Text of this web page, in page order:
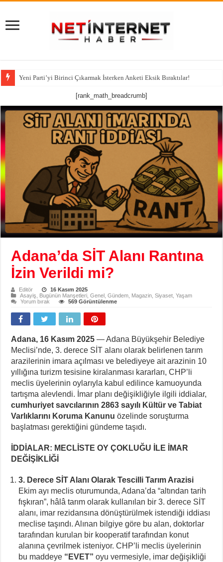
Yeni Parti’yi Birinci Çıkarmak İsterken Anketi Eksik Bıraktılar!
112 Acil Mobil İhbar Uygulaması İçin Kamu Spotu
[rank_math_breadcrumb]
Adana’da SİT Alanı Rantına
İzin Verildi mi?
Editör
16 Kasım 2025
Asayiş
Bugünün Manşetleri ,Genel ,Gündem Magazin ,Siyaset ,Yaşam
Yorum bırak
569 Görüntülenme
Adana, 16 Kasım 2025 — Adana Büyükşehir Belediye
Meclisi’nde, 3. derece SİT alanı olarak belirlenen tarım
arazilerinin imara açılması ve belediyeye ait arazinin 10
yıllığına turizm tesisine kiralanması kararları, CHP’li
meclis üyelerinin oylarıyla kabul edilince kamuoyunda
tartışma alevlendi. İmar planı değişikliğiyle ilgili iddialar,
cumhuriyet savcılarının 2863 sayılı Kültür ve Tabiat
Varlıklarını Koruma Kanunu özelinde soruşturma
başlatması gerektiğini gündeme taşıdı.
İDDİALAR: MECLİSTE OY ÇOKLUĞU İLE İMAR
DEĞİŞİKLİĞİ
3. Derece SİT Alanı Olarak Tescilli Tarım Arazisi
Ekim ayı meclis oturumunda, Adana’da “altından tarih
fışkıran”, hâlâ tarım olarak kullanılan bir 3. derece SİT
alanı, imar rezidansına dönüştürülmek istendiği iddiası
meclise taşındı. Alınan bilgiye göre bu alan, doktorlar
tarafından kurulan bir kooperatif tarafından konut
alanına çevrilmek isteniyor. CHP’li meclis üyelerinin
bu maddeye “EVET”oyu vermesiyle, imar değişikliği